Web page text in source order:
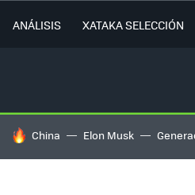
ANÁLISIS XATAKA SELECCIÓN
HOY SE HABLA DE
China Elon Musk